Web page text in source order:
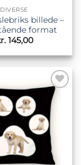
DIVERSE
billede –
format
145,00
Tilføj til
ønskeliste